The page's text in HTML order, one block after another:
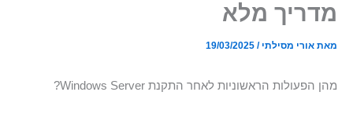
מדריך מלא
מאת אורי מסילתי/
19/03/2025
מהן הפעולות הראשוניות לאחר התקנת Windows Server?